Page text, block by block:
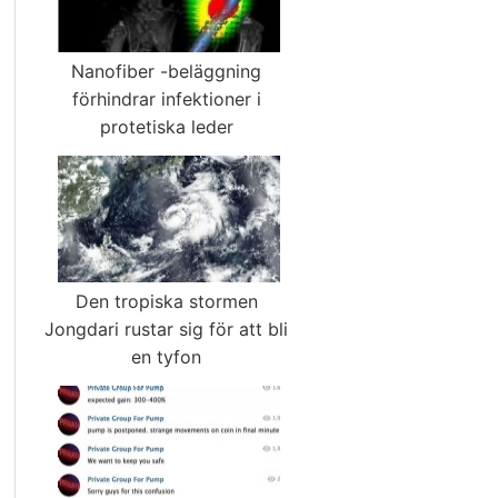
Nanofiber -beläggning
förhindrar infektioner i
protetiska leder
Den tropiska stormen
Jongdari rustar sig för att bli
en tyfon